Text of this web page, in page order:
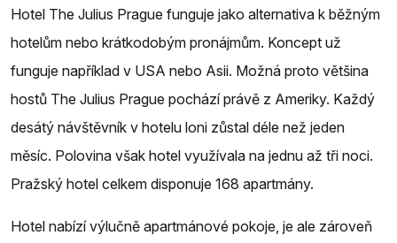
Hotel The Julius Prague funguje jako alternativa k běžným
hotelům nebo krátkodobým pronájmům. Koncept už
funguje například v USA nebo Asii. Možná proto většina
hostů The Julius Prague pochází právě z Ameriky. Každý
desátý návštěvník v hotelu loni zůstal déle než jeden
měsíc. Polovina však hotel využívala na jednu až tři noci.
Pražský hotel celkem disponuje 168 apartmány.
Hotel nabízí výlučně apartmánové pokoje, je ale zároveň